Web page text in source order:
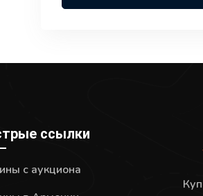
ссылки
с аукциона